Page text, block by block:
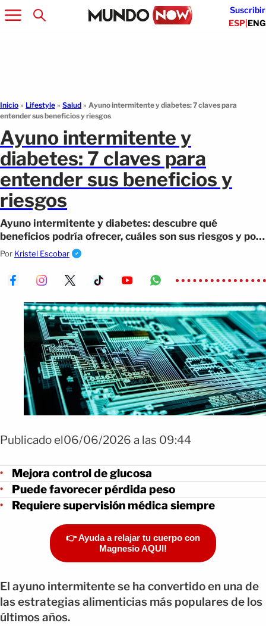
Suscribir
ESP|ENG
Inicio » Lifestyle » Salud » Ayuno intermitente y diabetes: 7 claves para
entender sus beneficios y riesgos
Ayuno intermitente y
diabetes: 7 claves para
entender sus beneficios y
riesgos
Ayuno intermitente y diabetes: descubre qué
beneficios podría ofrecer, cuáles son sus riesgos y por
qué cada vez más personas lo consideran.
Por Kristel Escobar
Publicado el06/06/2026 a las 09:44
Mejora control de glucosa
Puede favorecer pérdida peso
Requiere supervisión médica siempre
👉 Ayuda a relajar tu cuerpo con
Magnesio AQUI!
El ayuno intermitente se ha convertido en una de
las estrategias alimenticias más populares de los
últimos años.